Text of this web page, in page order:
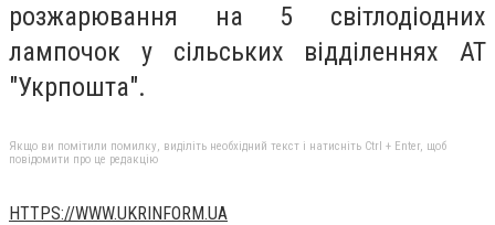
розжарювання на 5 світлодіодних
лампочок у сільських відділеннях АТ
"Укрпошта".
Якщо ви помітили помилку, виділіть необхідний текст і натисніть Ctrl + Enter, щоб
повідомити про це редакцію
HTTPS://WWW.UKRINFORM.UA